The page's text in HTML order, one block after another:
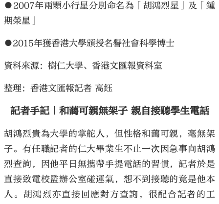
●2007年兩顆小行星分別命名為「胡鴻烈星」及「鍾
期榮星」
●2015年獲香港大學頒授名譽社會科學博士
資料來源：樹仁大學、香港文匯報資料室
整理：香港文匯報記者 高鈺
記者手記｜和藹可親無架子 親自接聽學生電話
胡鴻烈貴為大學的掌舵人，但性格和藹可親，毫無架
子。有任職記者的仁大畢業生不止一次因急事向胡鴻
烈查詢，因他平日無攜帶手提電話的習慣，記者於是
直接致電校監辦公室碰運氣，想不到接聽的竟是他本
人。胡鴻烈亦直接回應對方查詢，很配合記者的工